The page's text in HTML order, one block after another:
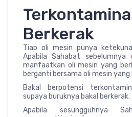
Berkerak
Tiap oli mesin punya
Apabila Sahabat sebelumnya
manfaatkan oli mesin yang
berganti bersama oli mesin
Bakal berpotensi
supaya buruknya bakal berkerak.
Apabila sesungguhnya